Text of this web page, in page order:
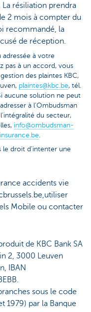
La résiliation prendra
2 mois à compter du
recommandé, la
de réception.
à votre
pas à un accord, vous
des plaintes KBC,
plaintes@kbc.be, tél.
aucune solution ne peut
à l'Ombudsman
du secteur,
info@ombudsman-
le droit d’intenter une
accidents vie
Mobile ou contacter
de KBC Bank SA
2, 3000 Leuven
IBAN
sous le code
1979) par la Banque